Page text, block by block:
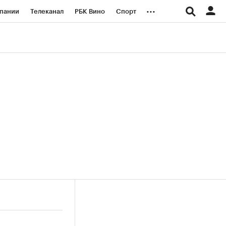
Телеканал РБК Вино Спорт ...